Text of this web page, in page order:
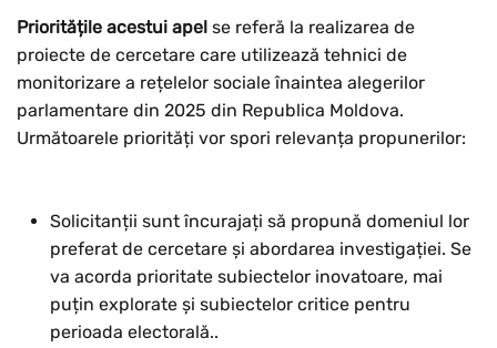
Prioritățile acestui apel se referă la realizarea de
proiecte de cercetare care utilizează tehnici de
monitorizare a rețelelor sociale înaintea alegerilor
parlamentare din 2025 din Republica Moldova.
Următoarele priorități vor spori relevanța propunerilor:
Solicitanții sunt încurajați să propună domeniul lor
preferat de cercetare și abordarea investigației. Se
va acorda prioritate subiectelor inovatoare, mai
puțin explorate și subiectelor critice pentru
perioada electorală..